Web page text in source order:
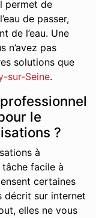
permet de
de passer,
de l’eau. Une
n’avez pas
solutions que
sur-Seine.
le
?
à
tâche facile à
certaines
décrit sur internet
elles ne vous